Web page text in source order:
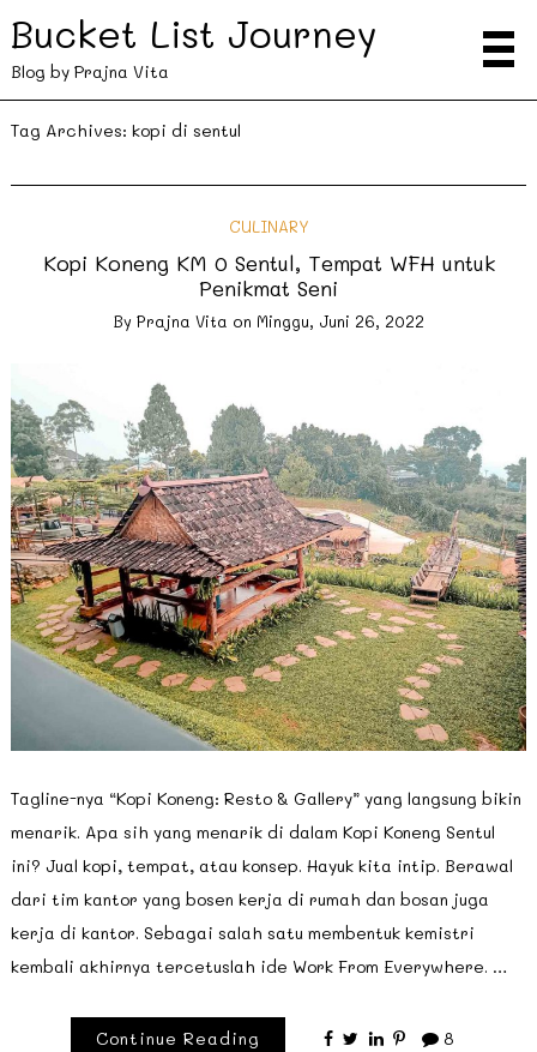
Bucket List Journey
Blog by Prajna Vita
Tag Archives: kopi di sentul
CULINARY
Kopi Koneng KM 0 Sentul, Tempat WFH untuk
Penikmat Seni
By Prajna Vita on Minggu, Juni 26, 2022
Tagline-nya “Kopi Koneng: Resto & Gallery” yang langsung bikin
menarik. Apa sih yang menarik di dalam Kopi Koneng Sentul
ini? Jual kopi, tempat, atau konsep. Hayuk kita intip. Berawal
dari tim kantor yang bosen kerja di rumah dan bosan juga
kerja di kantor. Sebagai salah satu membentuk kemistri
kembali akhirnya tercetuslah ide Work From Everywhere. …
Continue Reading 8